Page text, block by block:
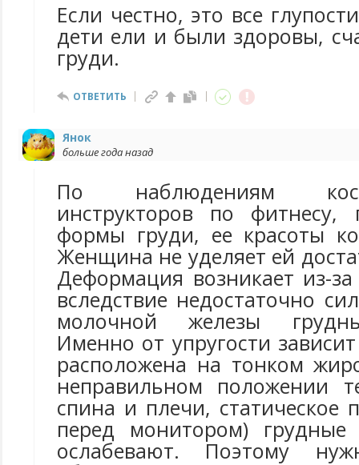
Если честно, это все
дети ели и были здоровы,
груди.
ОТВЕТИТЬ
Янок
больше года назад
По наблюдениям
инструкторов по фитнесу,
формы груди, ее красоты
Женщина не уделяет ей
Деформация возникает из-
вследствие недостаточно
молочной железы
Именно от упругости
расположена на тонком
неправильном положении
спина и плечи, статическое
перед монитором) грудные
ослабевают. Поэтому